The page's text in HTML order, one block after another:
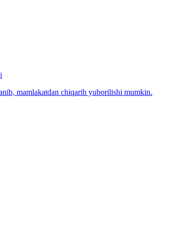
mamlakatdan chiqarib yuborilishi mumkin.